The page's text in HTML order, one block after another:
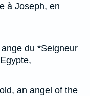
à Joseph, en
du *Seigneur
an angel of the